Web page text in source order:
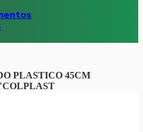
PLASTICO 45CM